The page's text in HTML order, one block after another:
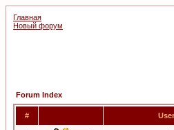
Главная
Новый форум
Forum Index
#